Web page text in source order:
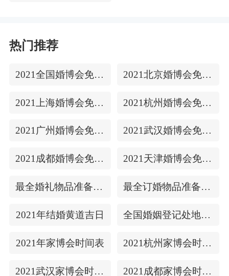
热门推荐
2021全国婚博会免费门票 2021北京婚博会免费门票
2021上海婚博会免费门票 2021杭州婚博会免费门票
2021广州婚博会免费门票 2021武汉婚博会免费门票
2021成都婚博会免费门票 2021天津婚博会免费门票
最全婚礼物品准备清单 最全订婚物品准备清单
2021年结婚黄道吉日 全国婚姻登记处地址/上下时间
2021年家博会时间表 2021杭州家博会时间表
2021武汉家博会时间表 2021成都家博会时间表